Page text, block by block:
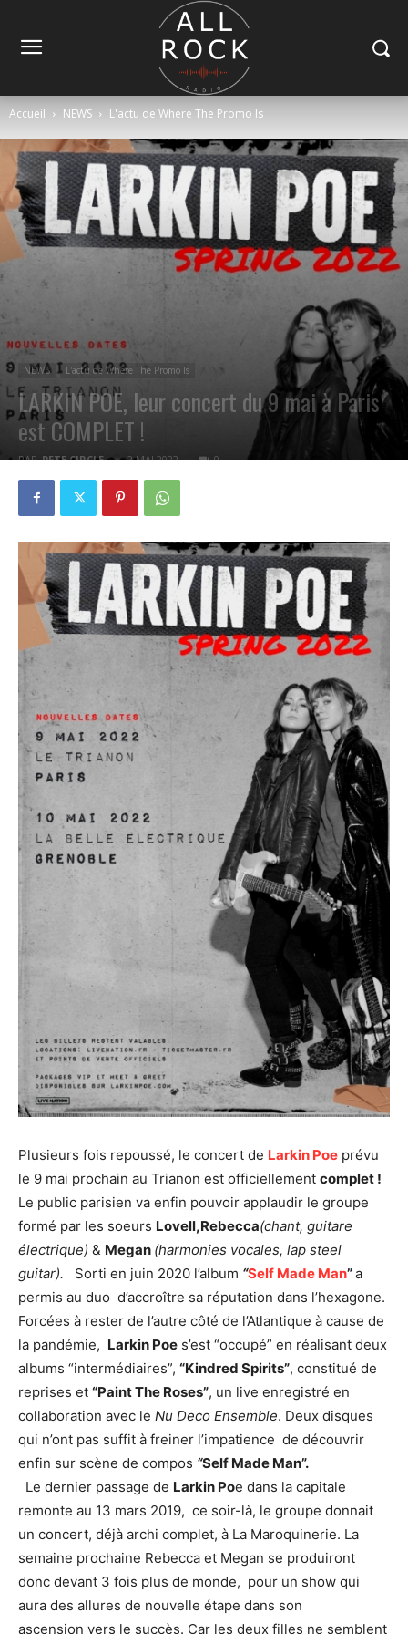
Accueil NEWS L'actu de Where The Promo Is
NEWS L'actu de Where The Promo Is
LARKIN POE, leur concert du 9 mai à Paris
est COMPLET !
PAR PETE CIRCLE 2 MAI 2022 0
Plusieurs fois repoussé, le concert de Larkin Poe prévu
le 9 mai prochain au Trianon est officiellement complet !
Le public parisien va enfin pouvoir applaudir le groupe
formé par les soeurs Lovell,Rebecca(chant, guitare
électrique) & Megan (harmonies vocales, lap steel
guitar). Sorti en juin 2020 l’album “Self Made Man”a
permis au duo d’accroître sa réputation dans l’hexagone.
Forcées à rester de l’autre côté de l’Atlantique à cause de
la pandémie, Larkin Poe s’est “occupé” en réalisant deux
albums “intermédiaires”, “Kindred Spirits”, constitué de
reprises et “Paint The Roses”, un live enregistré en
collaboration avec le Nu Deco Ensemble. Deux disques
qui n’ont pas suffit à freiner l’impatience de découvrir
enfin sur scène de compos “Self Made Man”.
Le dernier passage de Larkin Poe dans la capitale
remonte au 13 mars 2019, ce soir-là, le groupe donnait
un concert, déjà archi complet, à La Maroquinerie. La
semaine prochaine Rebecca et Megan se produiront
donc devant 3 fois plus de monde, pour un show qui
aura des allures de nouvelle étape dans son
ascension vers le succès. Car les deux filles ne semblent